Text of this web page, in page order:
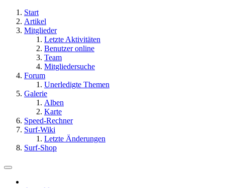
Start
Artikel
Mitglieder
Letzte Aktivitäten
Benutzer online
Team
Mitgliedersuche
Forum
Unerledigte Themen
Galerie
Alben
Karte
Speed-Rechner
Surf-Wiki
Letzte Änderungen
Surf-Shop